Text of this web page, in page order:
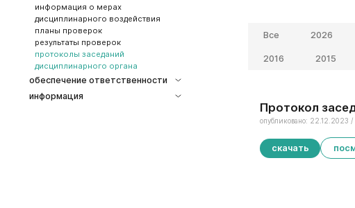
информация о мерах
дисциплинарного воздействия
планы проверок
результаты проверок
протоколы заседаний
дисциплинарного органа
обеспечение ответственности
информация
Все 2026
2016 2015
Протокол
опубликовано: 22.12.2023
скачать